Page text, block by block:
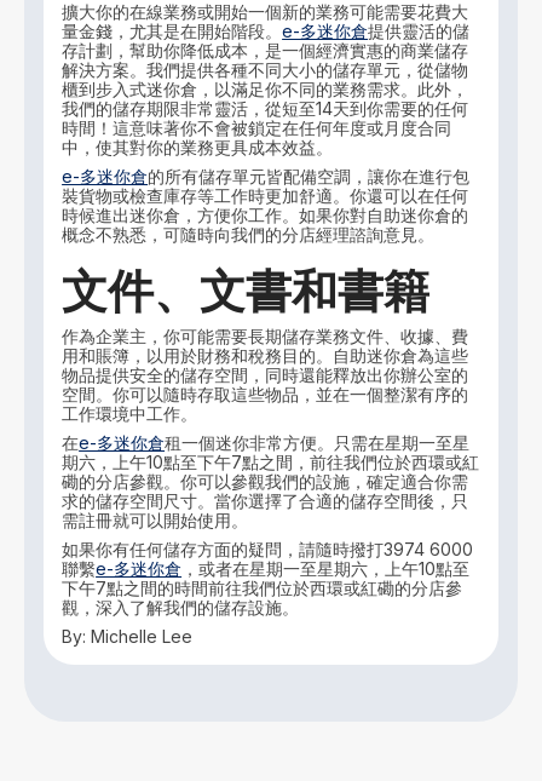
擴大你的在線業務或開始一個新的業務可能需要花費大
量金錢，尤其是在開始階段。e-多迷你倉提供靈活的儲
存計劃，幫助你降低成本，是一個經濟實惠的商業儲存
解決方案。我們提供各種不同大小的儲存單元，從儲物
櫃到步入式迷你倉，以滿足你不同的業務需求。此外，
我們的儲存期限非常靈活，從短至14天到你需要的任何
時間！這意味著你不會被鎖定在任何年度或月度合同
中，使其對你的業務更具成本效益。
e-多迷你倉的所有儲存單元皆配備空調，讓你在進行包
裝貨物或檢查庫存等工作時更加舒適。你還可以在任何
時候進出迷你倉，方便你工作。如果你對自助迷你倉的
概念不熟悉，可隨時向我們的分店經理諮詢意見。
文件、文書和書籍
作為企業主，你可能需要長期儲存業務文件、收據、費
用和賬簿，以用於財務和稅務目的。自助迷你倉為這些
物品提供安全的儲存空間，同時還能釋放出你辦公室的
空間。你可以隨時存取這些物品，並在一個整潔有序的
工作環境中工作。
在e-多迷你倉租一個迷你非常方便。只需在星期一至星
期六，上午10點至下午7點之間，前往我們位於西環或紅
磡的分店參觀。你可以參觀我們的設施，確定適合你需
求的儲存空間尺寸。當你選擇了合適的儲存空間後，只
需註冊就可以開始使用。
如果你有任何儲存方面的疑問，請隨時撥打3974 6000
聯繫e-多迷你倉 ，或者在星期一至星期六，上午10點至
下午7點之間的時間前往我們位於西環或紅磡的分店參
觀，深入了解我們的儲存設施。
By: Michelle Lee